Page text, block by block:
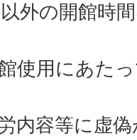
外の開館時
使用にあた
内容等に虚